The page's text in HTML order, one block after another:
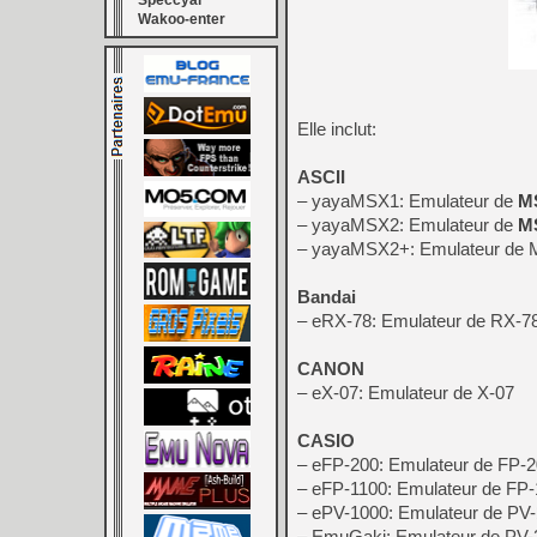
Wakoo-enter
Elle inclut:
ASCII
– yayaMSX1: Emulateur de
– yayaMSX2: Emulateur de
– yayaMSX2+: Emulateur de
Bandai
– eRX-78: Emulateur de RX-
CANON
– eX-07: Emulateur de X-07
CASIO
– eFP-200: Emulateur de FP-
– eFP-1100: Emulateur de
– ePV-1000: Emulateur de